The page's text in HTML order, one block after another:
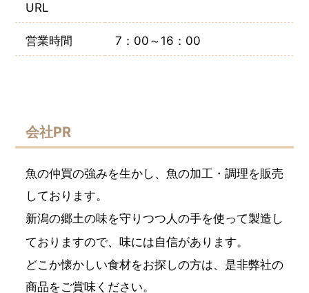
URL
営業時間 7：00～16：00
会社PR
魚の仲買の強みを生かし、魚の加工・調理を販売
しております。
新潟の郷土の味を守りつつ人の手を使って製造し
ておりますので、味には自信があります。
どこか懐かしい食材をお探しの方は、是非弊社の
商品をご賞味ください。